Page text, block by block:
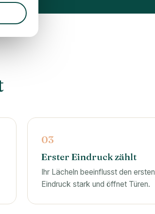
03
Erster Eindruck zählt
Ihr Lächeln beeinflusst den ersten
Eindruck stark und öffnet Türen.